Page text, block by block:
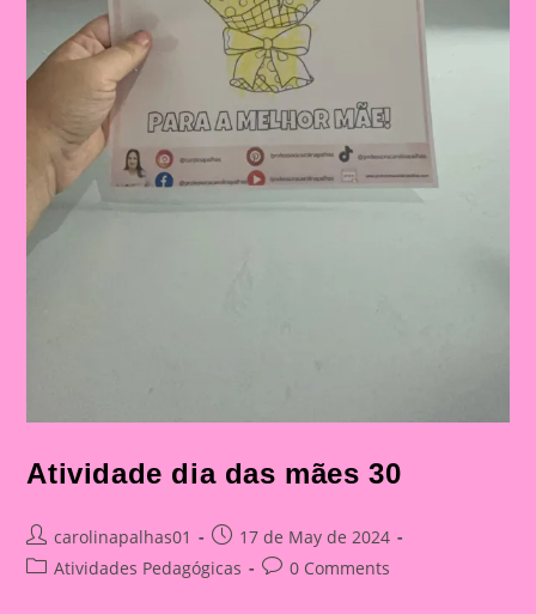
Atividade dia das mães 30
Post
author:
carolinapalhas01
Post
published:
17 de May de 2024
PostAtividades Pedagógicas
Post0 Comments